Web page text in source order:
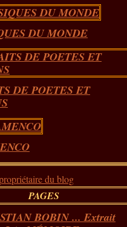
DU MONDE
DE POETES ET
du blog
PAGES
BOBIN ... Extrait